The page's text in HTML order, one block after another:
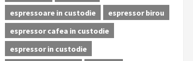
espressoare in custodie
espressor birou
espressor cafea in custodie
espressor in custodie